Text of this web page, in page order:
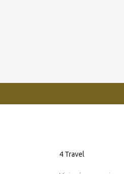
4 Travel